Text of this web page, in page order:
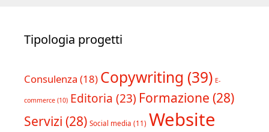
Tipologia progetti
Consulenza (18) Copywriting (39) E-
commerce (10) Editoria (23) Formazione (28)
Servizi (28) Social media (11) Website